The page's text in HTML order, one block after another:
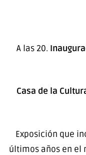
A las 20.
Casa de la
Exposición que
últimos años en el